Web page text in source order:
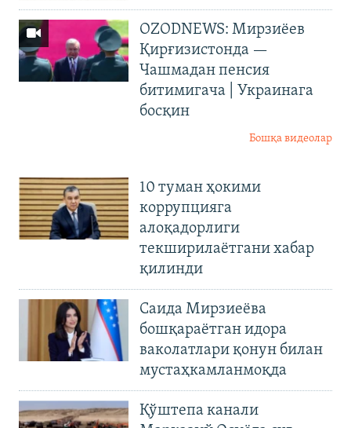
OZODNEWS: Мирзиёев
Қирғизистонда —
Чашмадан пенсия
битимигача | Украинага
босқин
Бошқа видеолар
10 туман ҳокими
коррупцияга
алоқадорлиги
текширилаётгани хабар
қилинди
Саида Мирзиеёва
бошқараётган идора
ваколатлари қонун билан
мустаҳкамланмоқда
Қўштепа канали